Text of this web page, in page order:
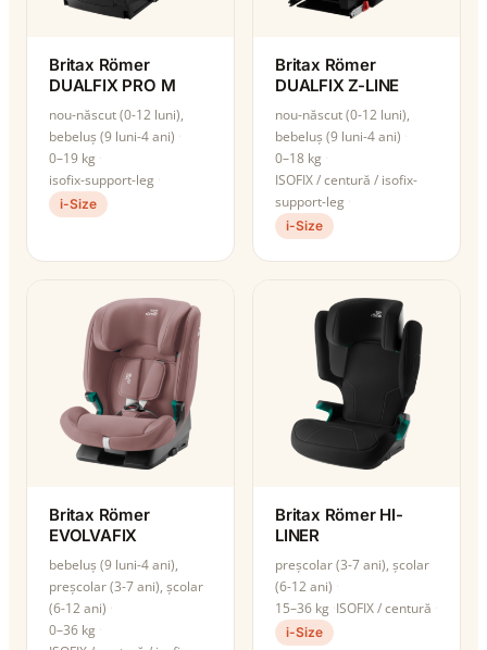
Britax Römer
DUALFIX PRO M
nou-născut (0-12 luni),
bebeluș (9 luni-4 ani)
0–19 kg
isofix-support-leg
i-Size
Britax Römer
DUALFIX Z-LINE
nou-născut (0-12 luni),
bebeluș (9 luni-4 ani)
0–18 kg
ISOFIX / centură / isofix-
support-leg
i-Size
Britax Römer
EVOLVAFIX
bebeluș (9 luni-4 ani),
preșcolar (3-7 ani), școlar
(6-12 ani)
0–36 kg
Britax Römer HI-
LINER
preșcolar (3-7 ani), școlar
(6-12 ani)
15–36 kg ISOFIX / centură
i-Size